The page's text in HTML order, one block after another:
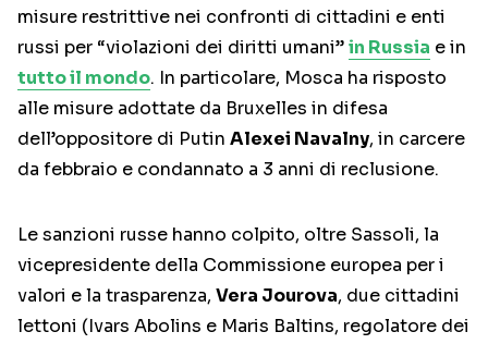
misure restrittive nei confronti di cittadini e enti
russi per “violazioni dei diritti umani”in Russia e in
tutto il mondo. In particolare, Mosca ha risposto
alle misure adottate da Bruxelles in difesa
dell’oppositore di Putin Alexei Navalny, in carcere
da febbraio e condannato a 3 anni di reclusione.
Le sanzioni russe hanno colpito, oltre Sassoli, la
vicepresidente della Commissione europea per i
valori e la trasparenza, Vera Jourova, due cittadini
lettoni (Ivars Abolins e Maris Baltins, regolatore dei